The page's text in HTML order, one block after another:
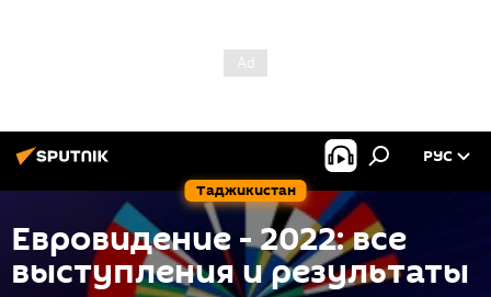
Таджикистан
РУС
Евровидение - 2022: все
выступления и результаты